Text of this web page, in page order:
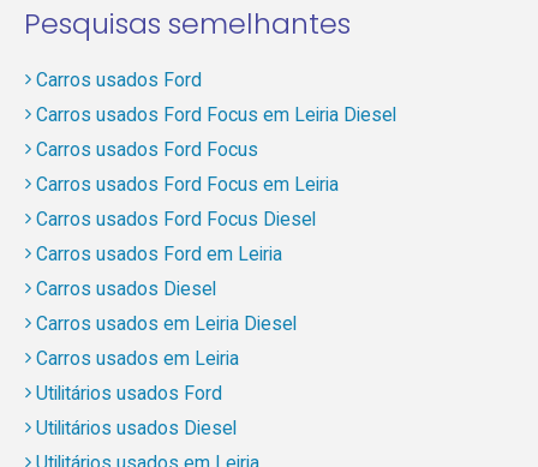
Pesquisas semelhantes
Carros usados Ford
Carros usados Ford Focus em Leiria Diesel
Carros usados Ford Focus
Carros usados Ford Focus em Leiria
Carros usados Ford Focus Diesel
Carros usados Ford em Leiria
Carros usados Diesel
Carros usados em Leiria Diesel
Carros usados em Leiria
Utilitários usados Ford
Utilitários usados Diesel